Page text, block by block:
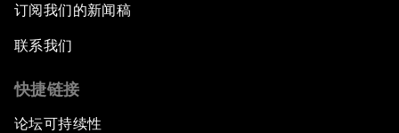
订阅我们的新闻稿
联系我们
快捷链接
论坛可持续性